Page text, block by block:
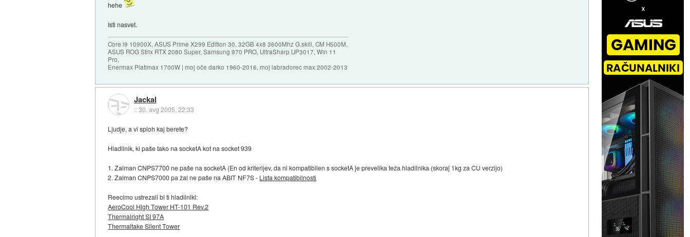
hehe
Isti nasvet.
Core i9 10900X, ASUS Prime X299 Edition 30, 32GB 4x8 3600Mhz G.skill, CM H500M,
ASUS ROG Strix RTX 2080 Super, Samsung 970 PRO, UltraSharp UP3017, Win 11
Pro,
Enermax Platimax 1700W | moj oče darko 1960-2016, moj labradorec max 2002-2013
Jackal
::30. avg 2005, 22:33
Ljudje, a vi sploh kaj berete?
Hladilnik, ki paše tako na socketA kot na socket 939
1. Zalman CNPS7700 ne paše na socketA (En od kriterijev, da ni kompatibilen s socketA je prevelika teža hladilnika (skoraj 1kg za CU verzijo)
2. Zalman CNPS7000 pa žal ne paše na ABIT NF7S - Lista kompatibilnosti
Reecimo ustrezali bi ti hladilniki:
AeroCool High Tower HT-101 Rev.2
Thermalright SI 97A
Thermaltake Silent Tower